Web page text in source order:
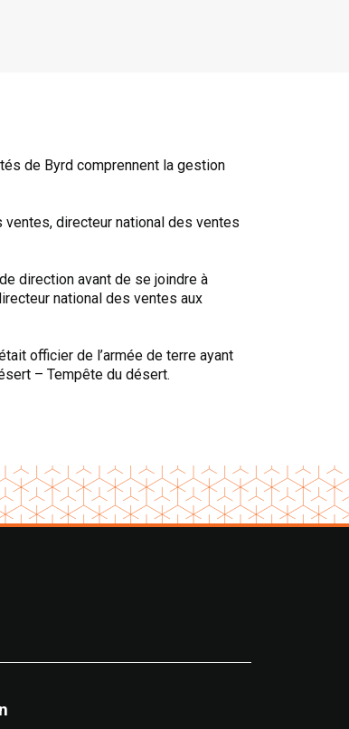
de Byrd comprennent la gestion
directeur national des ventes
direction avant de se joindre à
national des ventes aux
officier de l’armée de terre ayant
– Tempête du désert.